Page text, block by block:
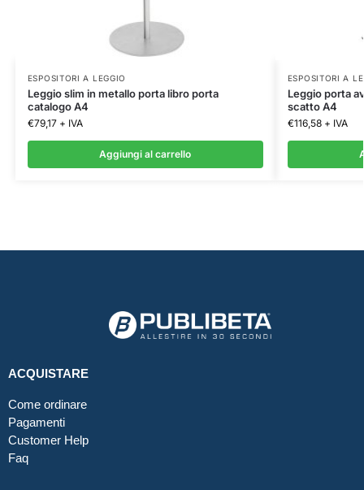
ESPOSITORI A LEGGIO
Leggio slim in metallo porta libro porta
catalogo A4
€79,17 + IVA
Aggiungi al carrello
ESPOSITORI A
Leggio porta
scatto A4
€116,58 + IVA
ACQUISTARE
Come ordinare
Pagamenti
Customer Help
Faq